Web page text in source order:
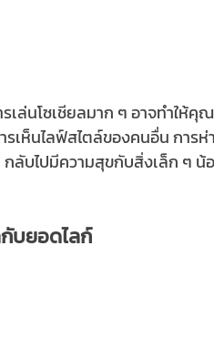
เล่นโซเชียลมาก ๆ อาจทำให้
รเห็นไลฟ์สไตล์ของคนอื่น การ
กลับไปมีความสุขกับสิ่งเล็ก ๆ
บยอดไลก์